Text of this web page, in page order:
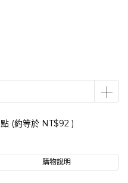
點 (約等於 NT$92 )
購物說明